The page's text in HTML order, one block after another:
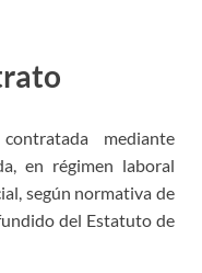
mediante
en régimen laboral
según normativa de
del Estatuto de